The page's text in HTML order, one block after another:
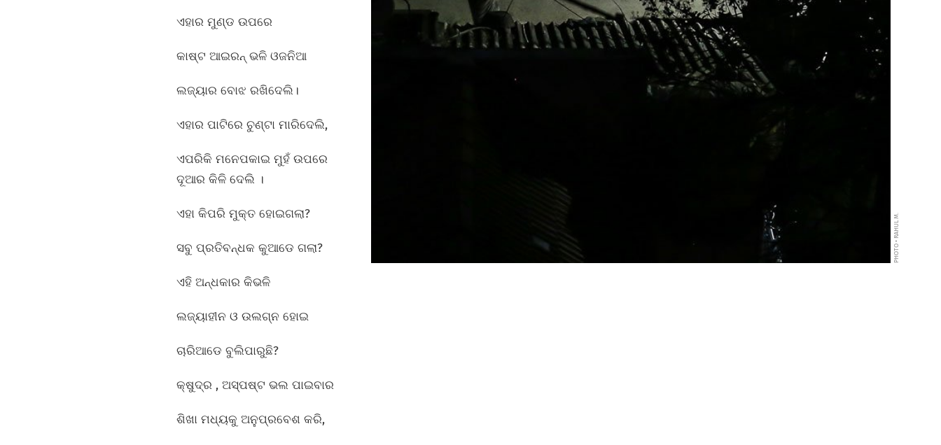
PHOTO • RAHUL M.
ଏହାର ମୁଣ୍ଡ ଉପରେ
କାଷ୍ଟ ଆଇରନ୍‌ ଭଳି ଓଜନିଆ
ଲଜ୍ୟାର ବୋଝ ରଖିଦେଲି।
ଏହାର ପାଟିରେ ଚୁଣ୍ଟା ମାରିଦେଲି,
ଏପରିକି ମନେପକାଇ ମୁହଁ ଉପରେ
ଦୂଆର କିଳି ଦେଲି ।
ଏହା କିପରି ମୁକ୍ତ ହୋଇଗଲା?
ସବୁ ପ୍ରତିବନ୍ଧକ କୁଆଡେ ଗଲା?
ଏହି ଅନ୍ଧକାର କିଭଳି
ଲଜ୍ୟାହୀନ ଓ ଉଲଗ୍ନ ହୋଇ
ଚାରିଆଡେ ବୁଲିପାରୁଛି?
କ୍ଷୁଦ୍ର , ଅସ୍ପଷ୍ଟ ଭଲ ପାଇବାର
ଶିଖା ମଧ୍ୟକୁ ଅନୁପ୍ରବେଶ କରି,